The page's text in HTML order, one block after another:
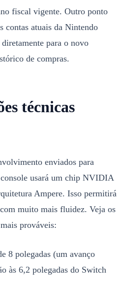
fiscal vigente. Outro ponto
contas atuais da Nintendo
para o novo
de compras.
técnicas
enviados para
usará um chip NVIDIA
Ampere. Isso permitirá
muito mais fluidez. Veja os
prováveis:
8 polegadas (um avanço
às 6,2 polegadas do Switch